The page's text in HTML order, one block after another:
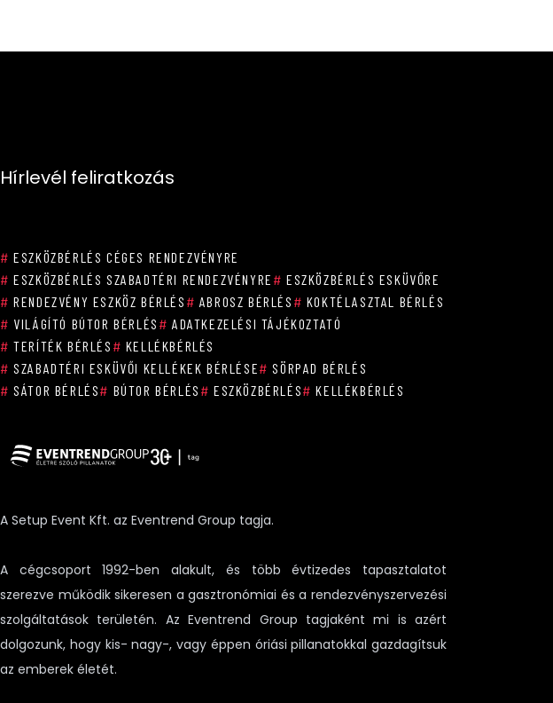
Hírlevél feliratkozás
# ESZKÖZBÉRLÉS CÉGES RENDEZVÉNYRE
# ESZKÖZBÉRLÉS SZABADTÉRI RENDEZVÉNYRE # ESZKÖZBÉRLÉS ESKÜVŐRE
# RENDEZVÉNY ESZKÖZ BÉRLÉS # ABROSZ BÉRLÉS # KOKTÉLASZTAL BÉRLÉS
# VILÁGÍTÓ BÚTOR BÉRLÉS # ADATKEZELÉSI TÁJÉKOZTATÓ
# TERÍTÉK BÉRLÉS # KELLÉKBÉRLÉS
# SZABADTÉRI ESKÜVŐI KELLÉKEK BÉRLÉSE# SÖRPAD BÉRLÉS
# SÁTOR BÉRLÉS# BÚTOR BÉRLÉS # ESZKÖZBÉRLÉS# KELLÉKBÉRLÉS
A Setup Event Kft. az Eventrend Group tagja.
A cégcsoport 1992-ben alakult, és több évtizedes tapasztalatot
szerezve működik sikeresen a gasztronómiai és a rendezvényszervezési
szolgáltatások területén. Az Eventrend Group tagjaként mi is azért
dolgozunk, hogy kis- nagy-, vagy éppen óriási pillanatokkal gazdagítsuk
az emberek életét.